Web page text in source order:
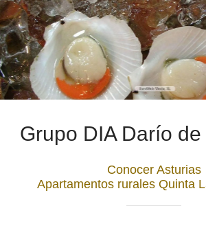
Grupo DIA Darío
Conocer Asturias
Apartamentos rurales Quinta